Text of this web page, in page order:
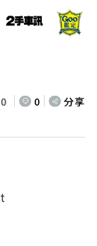
0 0 分享